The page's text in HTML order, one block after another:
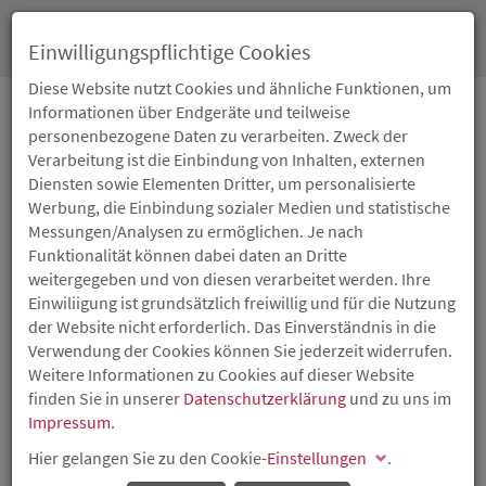
STARTUP CRUISE 2026
Der Slam auf dem Rhein am 12. August 2026
PITCHES - NETWORKING - RHEINCRUISE
Beim Startup Cruise 2026 präsentieren Startups aus
Mainz und Wiesbaden ihre Ideen an Bord der Rhein Star.
Los geht’s um 15 Uhr in Wiesbaden-Biebrich; gegen 16
Uhr nimmt das Schiff weitere Gäste in Mainz auf.
Acht Startups, zwei Kategorien und eine besondere
Kulisse
Der Startup Cruise schafft eine Bühne für frische Ideen,
Einwilligungspflichtige Cookies
Diese Website nutzt Cookies und ähnliche Funktionen, um
Informationen über Endgeräte und teilweise
personenbezogene Daten zu verarbeiten. Zweck der
Verarbeitung ist die Einbindung von Inhalten, externen
Diensten sowie Elementen Dritter, um personalisierte
Werbung, die Einbindung sozialer Medien und statistische
Messungen/Analysen zu ermöglichen. Je nach
Funktionalität können dabei daten an Dritte
weitergegeben und von diesen verarbeitet werden. Ihre
Einwiliigung ist grundsätzlich freiwillig und für die Nutzung
der Website nicht erforderlich. Das Einverständnis in die
Verwendung der Cookies können Sie jederzeit widerrufen.
Weitere Informationen zu Cookies auf dieser Website
finden Sie in unserer Datenschutzerklärung und zu uns im
Impressum.
Hier gelangen Sie zu den Cookie-Einstellungen
.